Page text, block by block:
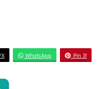
WhatsApp Pin It